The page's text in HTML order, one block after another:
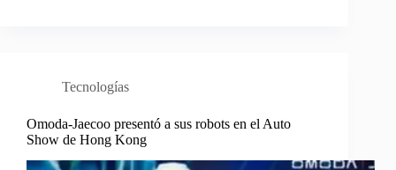
Tecnologías
Omoda-Jaecoo presentó a sus robots en el Auto
Show de Hong Kong